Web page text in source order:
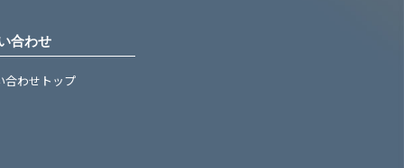
合わせ
合わせトップ